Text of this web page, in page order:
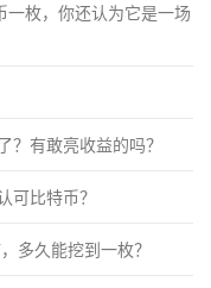
枚，你还认为它是一场
？有敢亮收益的吗？
可比特币？
多久能挖到一枚？